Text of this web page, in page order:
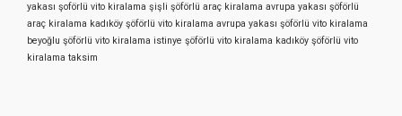
yakası şoförlü vito kiralama şişli şöförlü araç kiralama avrupa yakası şöförlü
araç kiralama kadıköy şöförlü vito kiralama avrupa yakası şöförlü vito kiralama
beyoğlu şöförlü vito kiralama istinye şöförlü vito kiralama kadıköy şöförlü vito
kiralama taksim